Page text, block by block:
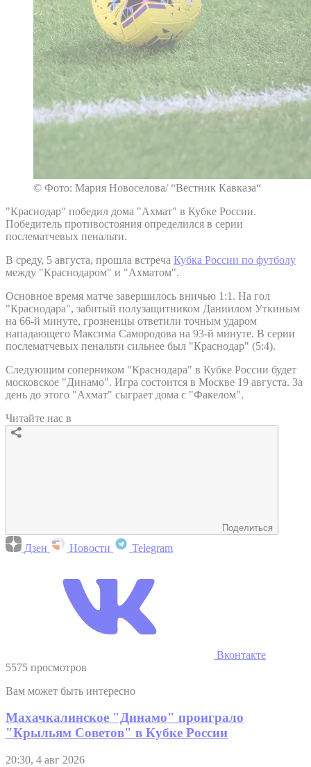
© Фото: Мария Новоселова/ “Вестник Кавказа“
"Краснодар" победил дома "Ахмат" в Кубке России.
Победитель противостояния определился в серии
послематчевых пенальти.
В среду, 5 августа, прошла встреча Кубка России по футболу
между "Краснодаром" и "Ахматом".
Основное время матче завершилось вничью 1:1. На гол
"Краснодара", забитый полузащитником Даниилом Уткиным
на 66-й минуте, грозненцы ответили точным ударом
нападающего Максима Самородова на 93-й минуте. В серии
послематчевых пенальти сильнее был "Краснодар" (5:4).
Следующим соперником "Краснодара" в Кубке России будет
московское "Динамо". Игра состоится в Москве 19 августа. За
день до этого "Ахмат" сыграет дома с "Факелом".
Читайте нас в
Поделиться
Дзен Новости Telegram
Вконтакте
5575 просмотров
Вам может быть интересно
Махачкалинское "Динамо" проиграло
"Крыльям Советов" в Кубке России
20:30, 4 авг 2026